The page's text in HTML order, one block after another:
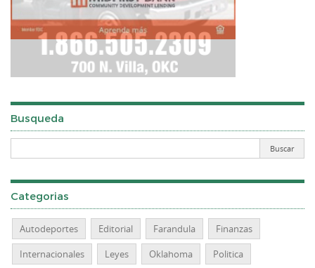
Busqueda
Categorias
Autodeportes Editorial Farandula
Finanzas
Internacionales
Leyes Oklahoma Politica